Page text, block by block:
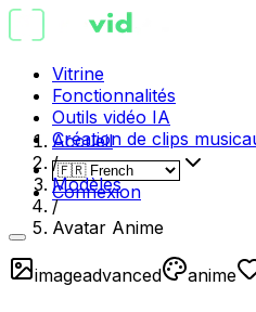
Vitrine
Fonctionnalités
Outils vidéo IA
Création de clips
Connexion
Accueil
/
Modèles
/
Avatar Anime
imageadvanced anime